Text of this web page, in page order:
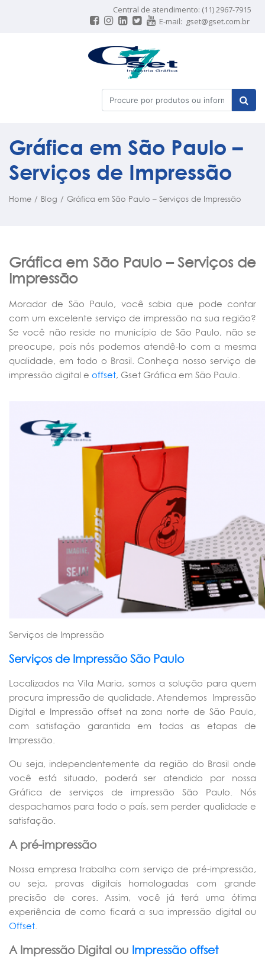
Central de atendimento: (11) 2967-7915
E-mail: gset@gset.com.br
Gráfica em São Paulo –
Serviços de Impressão
Home / Blog / Gráfica em São Paulo – Serviços de Impressão
Gráfica em São Paulo – Serviços de
Impressão
Morador de São Paulo, você sabia que pode contar
com um excelente serviço de impressão na sua região?
Se você não reside no município de São Paulo, não se
preocupe, pois nós podemos atendê-lo com a mesma
qualidade, em todo o Brasil. Conheça nosso serviço de
impressão digital e offset, Gset Gráfica em São Paulo.
Serviços de Impressão
Serviços de Impressão São Paulo
Localizados na Vila Maria, somos a solução para quem
procura impressão de qualidade. Atendemos Impressão
Digital e Impressão offset na zona norte de São Paulo,
com satisfação garantida em todas as etapas de
Impressão.
Ou seja, independentemente da região do Brasil onde
você está situado, poderá ser atendido por nossa
Gráfica de serviços de impressão São Paulo. Nós
despachamos para todo o país, sem perder qualidade e
satisfação.
A pré-impressão
Nossa empresa trabalha com serviço de pré-impressão,
ou seja, provas digitais homologadas com grande
precisão de cores. Assim, você já terá uma ótima
experiência de como ficará a sua impressão digital ou
Offset
A Impressão Digital ou Impressão offset